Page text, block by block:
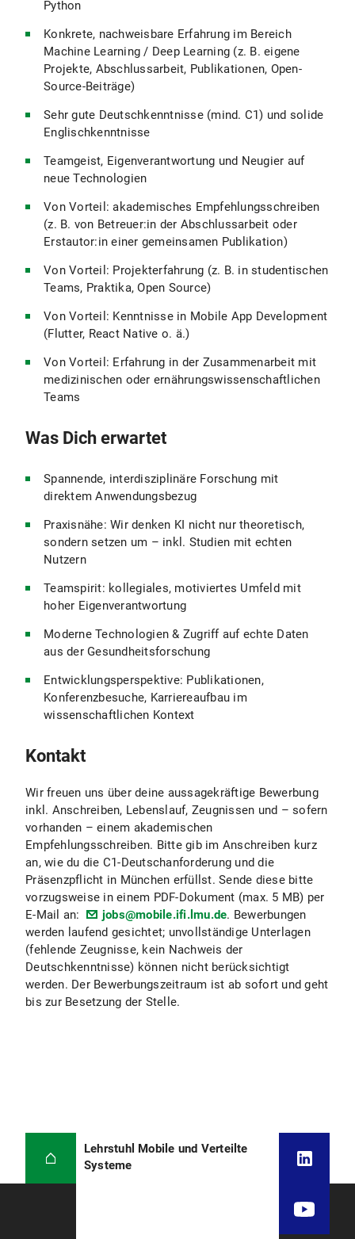
Python
Konkrete, nachweisbare Erfahrung im Bereich
Machine Learning / Deep Learning (z. B. eigene
Projekte, Abschlussarbeit, Publikationen, Open-
Source-Beiträge)
Sehr gute Deutschkenntnisse (mind. C1) und solide
Englischkenntnisse
Teamgeist, Eigenverantwortung und Neugier auf
neue Technologien
Von Vorteil: akademisches Empfehlungsschreiben
(z. B. von Betreuer:in der Abschlussarbeit oder
Erstautor:in einer gemeinsamen Publikation)
Von Vorteil: Projekterfahrung (z. B. in studentischen
Teams, Praktika, Open Source)
Von Vorteil: Kenntnisse in Mobile App Development
(Flutter, React Native o. ä.)
Von Vorteil: Erfahrung in der Zusammenarbeit mit
medizinischen oder ernährungswissenschaftlichen
Teams
Was Dich erwartet
Spannende, interdisziplinäre Forschung mit
direktem Anwendungsbezug
Praxisnähe: Wir denken KI nicht nur theoretisch,
sondern setzen um – inkl. Studien mit echten
Nutzern
Teamspirit: kollegiales, motiviertes Umfeld mit
hoher Eigenverantwortung
Moderne Technologien & Zugriff auf echte Daten
aus der Gesundheitsforschung
Entwicklungsperspektive: Publikationen,
Konferenzbesuche, Karriereaufbau im
wissenschaftlichen Kontext
Kontakt
Wir freuen uns über deine aussagekräftige Bewerbung
inkl. Anschreiben, Lebenslauf, Zeugnissen und – sofern
vorhanden – einem akademischen
Empfehlungsschreiben. Bitte gib im Anschreiben kurz
an, wie du die C1-Deutschanforderung und die
Präsenzpflicht in München erfüllst. Sende diese bitte
vorzugsweise in einem PDF-Dokument (max. 5 MB) per
E-Mail an:
jobs@mobile.ifi.lmu.de. Bewerbungen
werden laufend gesichtet; unvollständige Unterlagen
(fehlende Zeugnisse, kein Nachweis der
Deutschkenntnisse) können nicht berücksichtigt
werden. Der Bewerbungszeitraum ist ab sofort und geht
bis zur Besetzung der Stelle.
Lehrstuhl Mobile und Verteilte
Systeme